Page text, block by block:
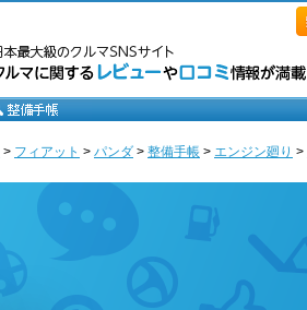
> フィアット > パンダ > 整備手帳 > エンジン廻り >